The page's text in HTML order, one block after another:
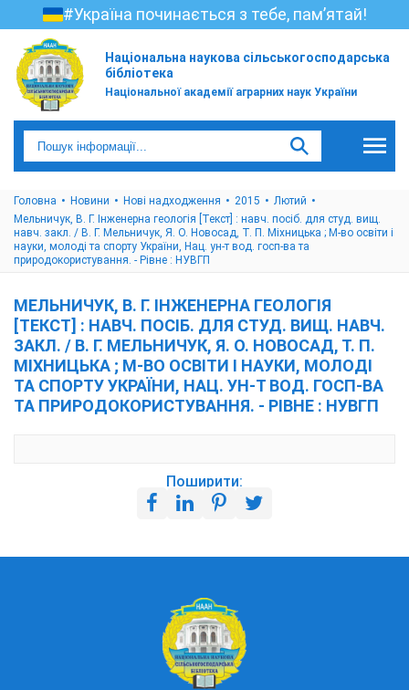
#Україна починається з тебе, пам’ятай!
Національна наукова сільськогосподарська
бібліотека
Національної академії аграрних наук України
Головна Новини Нові надходження 2015
Лютий
Мельничук, В. Г. Інженерна геологія [Текст] : навч. посіб. для студ. вищ.
навч. закл. / В. Г. Мельничук, Я. О. Новосад, Т. П. Міхницька ; М-во освіти і
науки, молоді та спорту України, Нац. ун-т вод. госп-ва та
природокористування. - Рівне : НУВГП
МЕЛЬНИЧУК, В. Г. ІНЖЕНЕРНА ГЕОЛОГІЯ
[ТЕКСТ] : НАВЧ. ПОСІБ. ДЛЯ СТУД. ВИЩ. НАВЧ.
ЗАКЛ. / В. Г. МЕЛЬНИЧУК, Я. О. НОВОСАД, Т. П.
МІХНИЦЬКА ; М-ВО ОСВІТИ І НАУКИ, МОЛОДІ
ТА СПОРТУ УКРАЇНИ, НАЦ. УН-Т ВОД. ГОСП-ВА
ТА ПРИРОДОКОРИСТУВАННЯ. - РІВНЕ : НУВГП
Поширити: